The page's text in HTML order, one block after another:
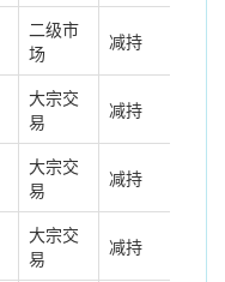
二级市
场
减持
大宗交
易
减持
大宗交
易
减持
大宗交
易
减持